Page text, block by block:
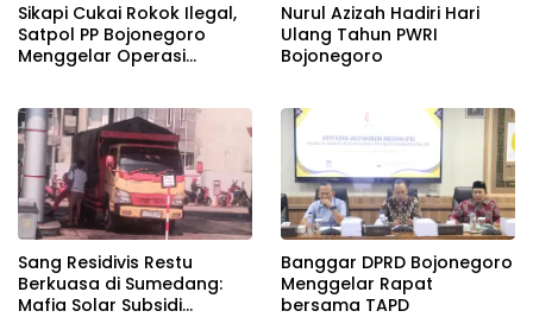
Sikapi Cukai Rokok Ilegal,
Satpol PP Bojonegoro
Menggelar Operasi
Nurul Azizah Hadiri Hari
Ulang Tahun PWRI
Bojonegoro
Sang Residivis Restu
Berkuasa di Sumedang:
Mafia Solar Subsidi
Banggar DPRD Bojonegoro
Menggelar Rapat
bersama TAPD